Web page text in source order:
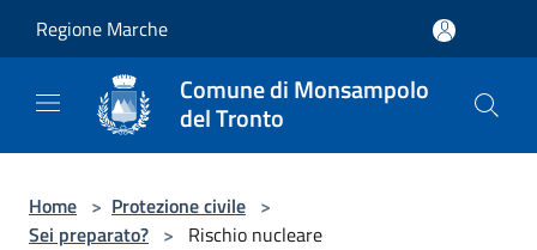
Regione Marche
Comune di Monsampolo
del Tronto
Home > Protezione civile >
Sei preparato? > Rischio nucleare